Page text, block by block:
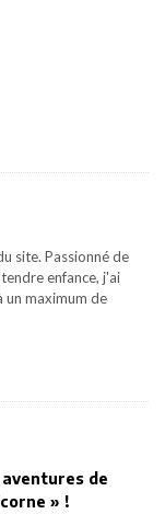
site. Passionné de
enfance, j'ai
un maximum de
de
» !